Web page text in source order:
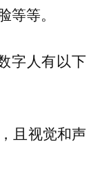
等。
字人有以下
且视觉和声